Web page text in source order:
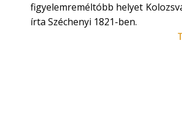
figyelemreméltóbb helyet
írta Széchenyi 1821-ben.